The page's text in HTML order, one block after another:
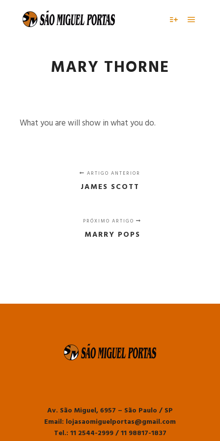
MARY THORNE
What you are will show in what you do.
ARTIGO ANTERIOR
JAMES SCOTT
PRÓXIMO ARTIGO
MARRY POPS
Av. São Miguel, 6957 – São Paulo / SP
Email: lojasaomiguelportas@gmail.com
Tel.: 11 2544-2999 / 11 98817-1837